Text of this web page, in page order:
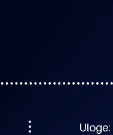
Uloge: